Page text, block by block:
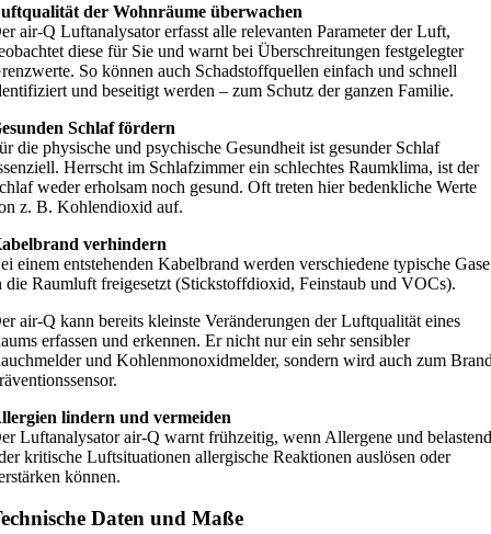
der Wohnräume überwachen
air-Q Luftanalysator erfasst alle relevanten Parameter der Luft,
diese für Sie und warnt bei Überschreitungen festgelegter
So können auch Schadstoffquellen einfach und schnell
und beseitigt werden – zum Schutz der ganzen Familie.
Schlaf fördern
die physische und psychische Gesundheit ist gesunder Schlaf
Herrscht im Schlafzimmer ein schlechtes Raumklima, ist der
weder erholsam noch gesund. Oft treten hier bedenkliche Werte
z. B. Kohlendioxid auf.
verhindern
einem entstehenden Kabelbrand werden verschiedene typische Gase
die Raumluft freigesetzt (Stickstoffdioxid, Feinstaub und VOCs).
air-Q kann bereits kleinste Veränderungen der Luftqualität eines
erfassen und erkennen. Er nicht nur ein sehr sensibler
und Kohlenmonoxidmelder, sondern wird auch zum
lindern und vermeiden
Luftanalysator air-Q warnt frühzeitig, wenn Allergene und
kritische Luftsituationen allergische Reaktionen auslösen oder
können.
Daten und Maße